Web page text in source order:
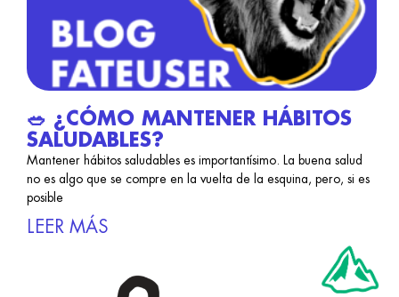
🥗 ¿CÓMO MANTENER HÁBITOS
SALUDABLES?
Mantener hábitos saludables es importantísimo. La buena salud
no es algo que se compre en la vuelta de la esquina, pero, si es
posible
LEER MÁS